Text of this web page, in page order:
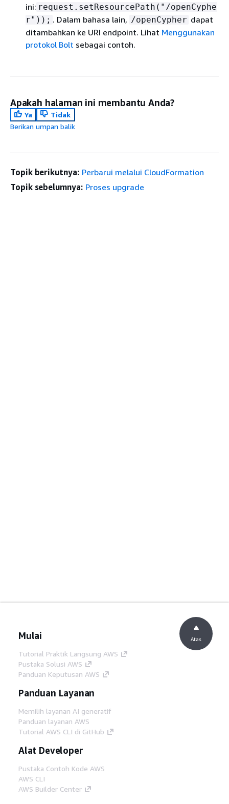
ini: request.setResourcePath("/openCyphe
r")); . Dalam bahasa lain, /openCypher dapat
ditambahkan ke URI endpoint. Lihat Menggunakan
protokol Bolt sebagai contoh.
Apakah halaman ini membantu Anda?
Ya
Tidak
Berikan umpan balik
Topik berikutnya: Perbarui melalui CloudFormation
Topik sebelumnya: Proses upgrade
Mulai
Tutorial Praktik Langsung AWS
Pustaka Solusi AWS
Panduan Keputusan AWS
Panduan Layanan
Memilih layanan AI generatif
Panduan layanan AWS
Tutorial AWS CLI di GitHub
Alat Developer
Pustaka Contoh Kode AWS
AWS CLI
AWS Builder Center
Atas